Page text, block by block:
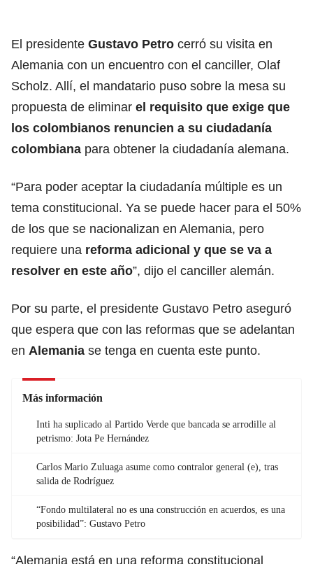
El presidente Gustavo Petro cerró su visita en
Alemania con un encuentro con el canciller, Olaf
Scholz. Allí, el mandatario puso sobre la mesa su
propuesta de eliminar el requisito que exige que
los colombianos renuncien a su ciudadanía
colombiana para obtener la ciudadanía alemana.
“Para poder aceptar la ciudadanía múltiple es un
tema constitucional. Ya se puede hacer para el 50%
de los que se nacionalizan en Alemania, pero
requiere una reforma adicional y que se va a
resolver en este año”, dijo el canciller alemán.
Por su parte, el presidente Gustavo Petro aseguró
que espera que con las reformas que se adelantan
en Alemania se tenga en cuenta este punto.
Más información
Inti ha suplicado al Partido Verde que bancada se arrodille al
petrismo: Jota Pe Hernández
Carlos Mario Zuluaga asume como contralor general (e), tras
salida de Rodríguez
“Fondo multilateral no es una construcción en acuerdos, es una
posibilidad”: Gustavo Petro
“Alemania está en una reforma constitucional